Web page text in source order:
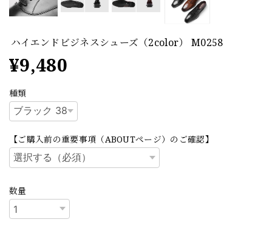
ハイエンドビジネスシューズ（2color） M0258
¥9,480
種類
【ご購入前の重要事項（ABOUTページ）のご確認】
数量